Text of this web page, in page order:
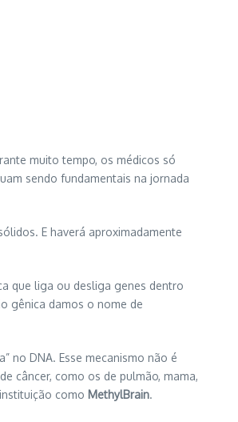
muito tempo, os médicos só
sendo fundamentais na jornada
E haverá aproximadamente
que liga ou desliga genes dentro
gênica damos o nome de
no DNA. Esse mecanismo não é
câncer, como os de pulmão, mama,
como MethylBrain.